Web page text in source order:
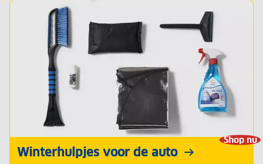
Shop nu
Winterhulpjes voor de auto